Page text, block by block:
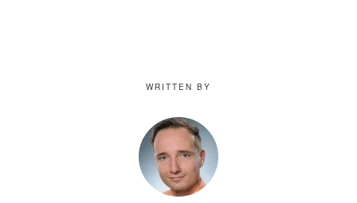
WRITTEN BY